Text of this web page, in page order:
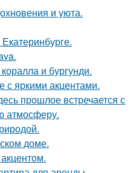
и уюта.
и бургунди.
с яркими акцентами.
прошлое встречается с
атмосферу.
доме.